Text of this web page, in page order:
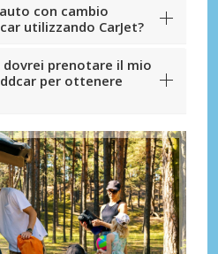
con cambio
utilizzando CarJet?
prenotare il mio
per ottenere